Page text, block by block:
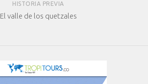
HISTORIA PREVIA
El valle de los quetzales